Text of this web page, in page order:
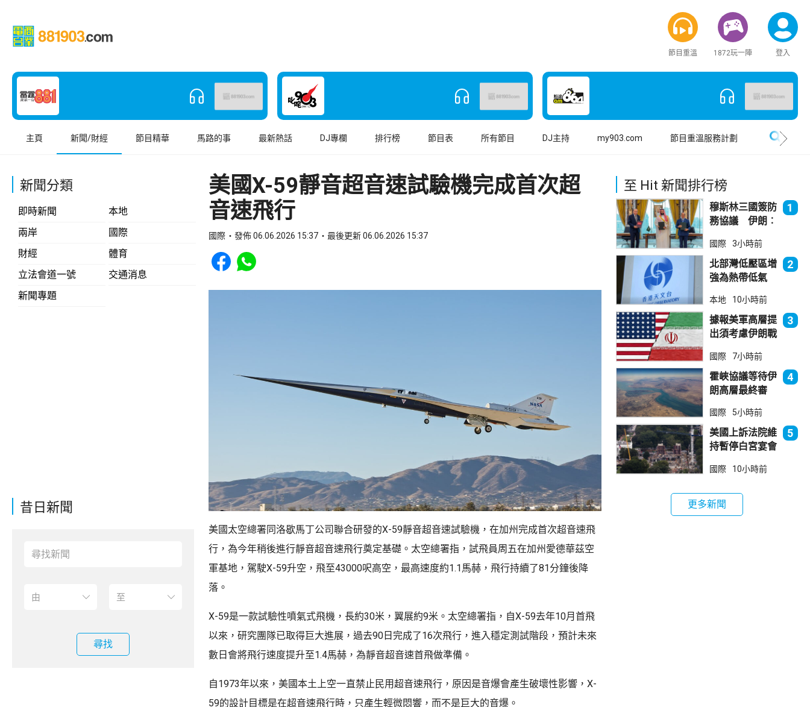
節目重溫 1872玩一陣 登入
主頁 新聞/財經 節目精華 馬路的事 最新熱話 DJ專欄 排行榜 節目表 所有節目 DJ主持 my903.com 節目重溫服務計劃
新聞分類
即時新聞
本地
兩岸
國際
財經
體育
立法會道一號
交通消息
新聞專題
昔日新聞
尋找
美國X-59靜音超音速試驗機完成首次超
音速飛行
國際 發佈 06.06.2026 15:37 最後更新 06.06.2026 15:37
Share to Facebook
Share to WhatsApp
美國太空總署同洛歇馬丁公司聯合研發的X-59靜音超音速試驗機，在加州完成首次超音速飛
行，為今年稍後進行靜音超音速飛行奠定基礎。太空總署指，試飛員周五在加州愛德華茲空
軍基地，駕駛X-59升空，飛至43000呎高空，最高速度約1.1馬赫，飛行持續了81分鐘後降
落。
X-59是一款試驗性噴氣式飛機，長約30米，翼展約9米。太空總署指，自X-59去年10月首飛
以來，研究團隊已取得巨大進展，過去90日完成了16次飛行，進入穩定測試階段，預計未來
數日會將飛行速度提升至1.4馬赫，為靜音超音速首飛做準備。
自1973年以來，美國本土上空一直禁止民用超音速飛行，原因是音爆會產生破壞性影響，X-
59的設計目標是在超音速飛行時，只產生輕微悶響，而不是巨大的音爆。
至 Hit 新聞排行榜
穆斯林三國簽防
務協議 伊朗︰
安全
1
國際 3小時前
北部灣低壓區增
強為熱帶低氣
本港直接威脅不
大
2
本地 10小時前
據報美軍高層提
出須考慮伊朗戰
3
國際 7小時前
霍峽協議等待伊
朗高層最終審
航道後解除封鎖
4
國際 5小時前
美國上訴法院維
持暫停白宮宴會
5
國際 10小時前
更多新聞